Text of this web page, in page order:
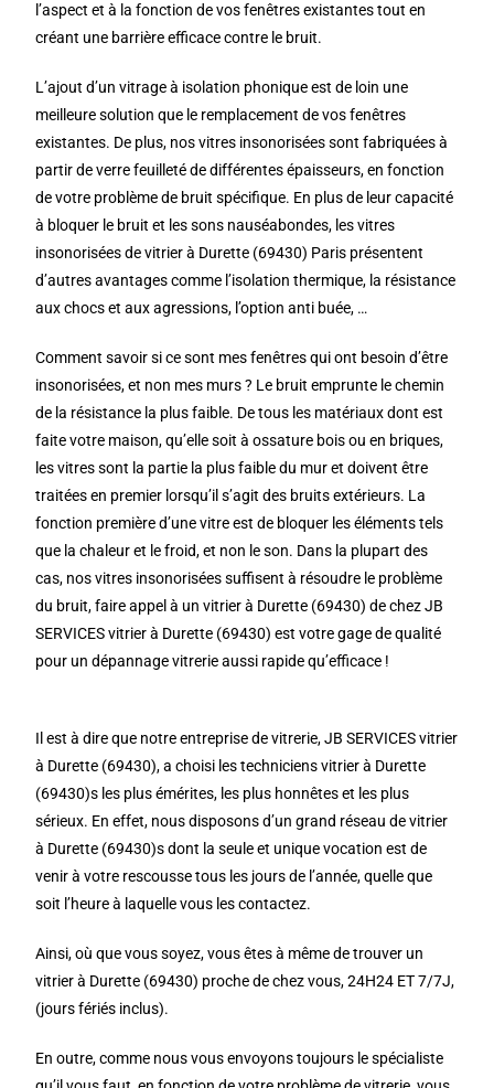
l’aspect et à la fonction de vos fenêtres existantes tout en
créant une barrière efficace contre le bruit.
L’ajout d’un vitrage à isolation phonique est de loin une
meilleure solution que le remplacement de vos fenêtres
existantes. De plus, nos vitres insonorisées sont fabriquées à
partir de verre feuilleté de différentes épaisseurs, en fonction
de votre problème de bruit spécifique. En plus de leur capacité
à bloquer le bruit et les sons nauséabondes, les vitres
insonorisées de vitrier à Durette (69430) Paris présentent
d’autres avantages comme l’isolation thermique, la résistance
aux chocs et aux agressions, l’option anti buée, …
Comment savoir si ce sont mes fenêtres qui ont besoin d’être
insonorisées, et non mes murs ? Le bruit emprunte le chemin
de la résistance la plus faible. De tous les matériaux dont est
faite votre maison, qu’elle soit à ossature bois ou en briques,
les vitres sont la partie la plus faible du mur et doivent être
traitées en premier lorsqu’il s’agit des bruits extérieurs. La
fonction première d’une vitre est de bloquer les éléments tels
que la chaleur et le froid, et non le son. Dans la plupart des
cas, nos vitres insonorisées suffisent à résoudre le problème
du bruit, faire appel à un vitrier à Durette (69430) de chez JB
SERVICES vitrier à Durette (69430) est votre gage de qualité
pour un dépannage vitrerie aussi rapide qu’efficace !
Il est à dire que notre entreprise de vitrerie, JB SERVICES vitrier
à Durette (69430), a choisi les techniciens vitrier à Durette
(69430)s les plus émérites, les plus honnêtes et les plus
sérieux. En effet, nous disposons d’un grand réseau de vitrier
à Durette (69430)s dont la seule et unique vocation est de
venir à votre rescousse tous les jours de l’année, quelle que
soit l’heure à laquelle vous les contactez.
Ainsi, où que vous soyez, vous êtes à même de trouver un
vitrier à Durette (69430) proche de chez vous, 24H24 ET 7/7J,
(jours fériés inclus).
En outre, comme nous vous envoyons toujours le spécialiste